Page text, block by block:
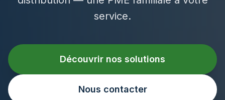
service.
Découvrir nos solutions
Nous contacter